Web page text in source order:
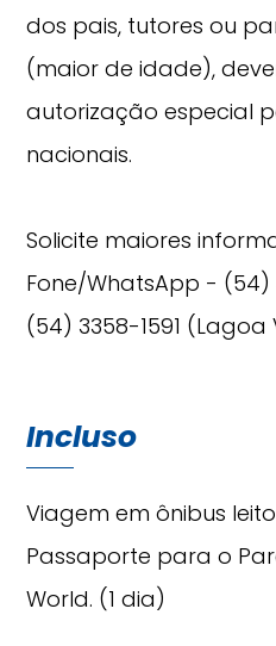
dos pais, tutores ou
(maior de idade),
autorização especial
nacionais.
Solicite maiores
Fone/WhatsApp -
(54) 3358-1591 (Lagoa
Incluso
Viagem em ônibus leito
Passaporte para o
World. (1 dia)